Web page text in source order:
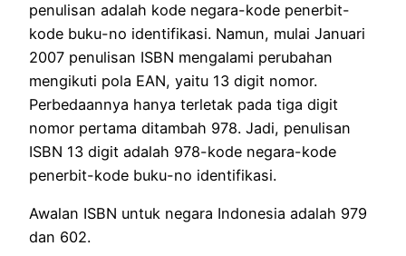
penulisan adalah kode negara-kode penerbit-
kode buku-no identifikasi. Namun, mulai Januari
2007 penulisan ISBN mengalami perubahan
mengikuti pola EAN, yaitu 13 digit nomor.
Perbedaannya hanya terletak pada tiga digit
nomor pertama ditambah 978. Jadi, penulisan
ISBN 13 digit adalah 978-kode negara-kode
penerbit-kode buku-no identifikasi.
Awalan ISBN untuk negara Indonesia adalah 979
dan 602.